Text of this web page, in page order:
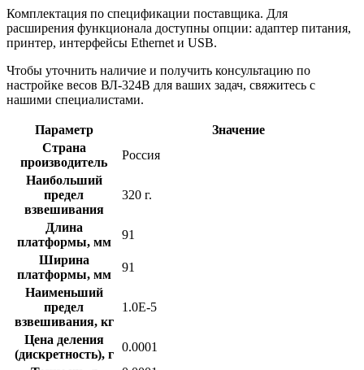
Комплектация по спецификации поставщика. Для
расширения функционала доступны опции: адаптер питания,
принтер, интерфейсы Ethernet и USB.
Чтобы уточнить наличие и получить консультацию по
настройке весов ВЛ-324В для ваших задач, свяжитесь с
нашими специалистами.
Параметр
Значение
Страна
производитель
Россия
Наибольший
предел
взвешивания
320 г.
Длина
платформы, мм
91
Ширина
платформы, мм
91
Наименьший
предел
взвешивания, кг
1.0E-5
Цена деления
(дискретность), г
0.0001